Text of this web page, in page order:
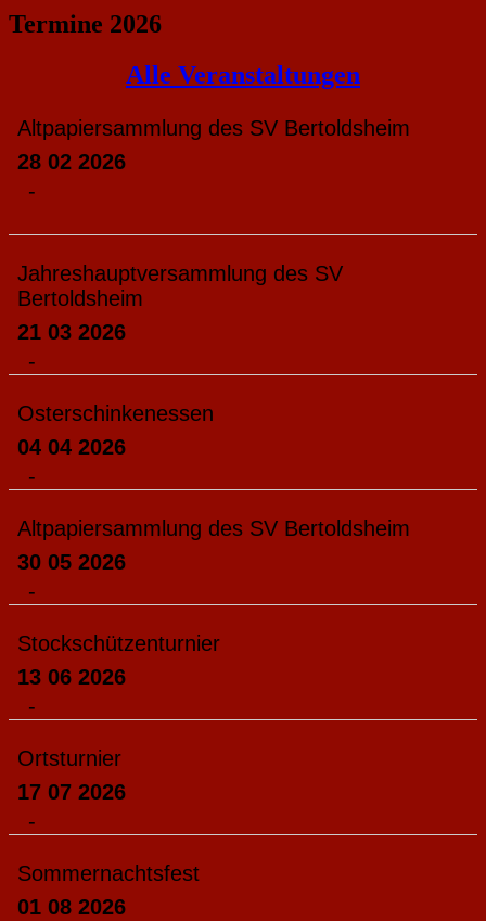
Termine 2026
Alle Veranstaltungen
Altpapiersammlung des SV Bertoldsheim
28 02 2026
-
Jahreshauptversammlung des SV
Bertoldsheim
21 03 2026
-
Osterschinkenessen
04 04 2026
-
Altpapiersammlung des SV Bertoldsheim
30 05 2026
-
Stockschützenturnier
13 06 2026
-
Ortsturnier
17 07 2026
-
Sommernachtsfest
01 08 2026